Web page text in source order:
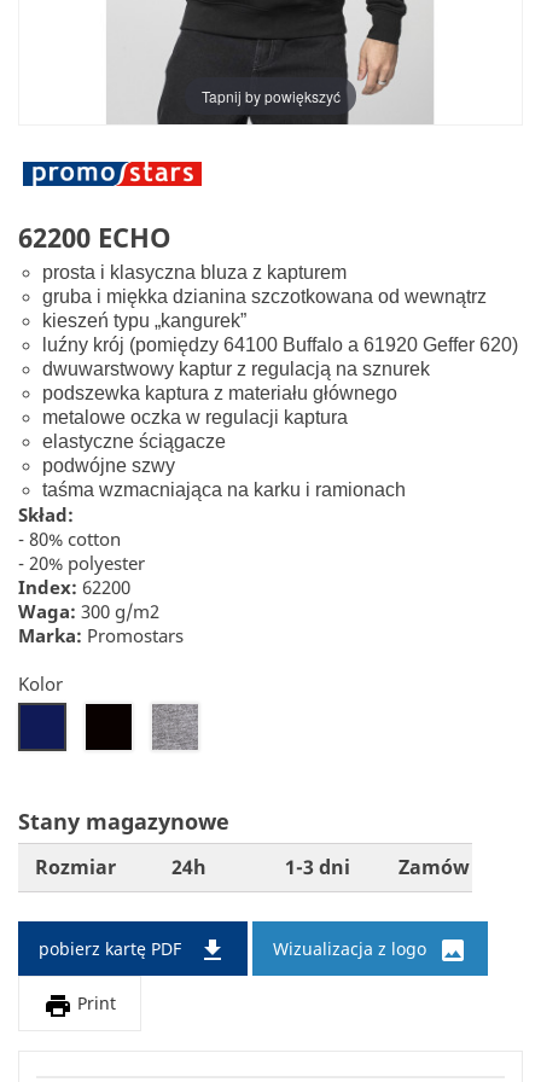
Tapnij by powiększyć
62200 ECHO
prosta i klasyczna bluza z kapturem
gruba i miękka dzianina szczotkowana od wewnątrz
kieszeń typu „kangurek”
luźny krój (pomiędzy 64100 Buffalo a 61920 Geffer 620)
dwuwarstwowy kaptur z regulacją na sznurek
podszewka kaptura z materiału głównego
metalowe oczka w regulacji kaptura
elastyczne ściągacze
podwójne szwy
taśma wzmacniająca na karku i ramionach
Skład:
- 80% cotton
- 20% polyester
Index: 62200
Waga: 300 g/m2
Marka: Promostars
Kolor
34
Stany magazynowe
Rozmiar 24h 1-3 dni Zamów
pobierz kartę PDF  Wizualizacja z logo

 Print